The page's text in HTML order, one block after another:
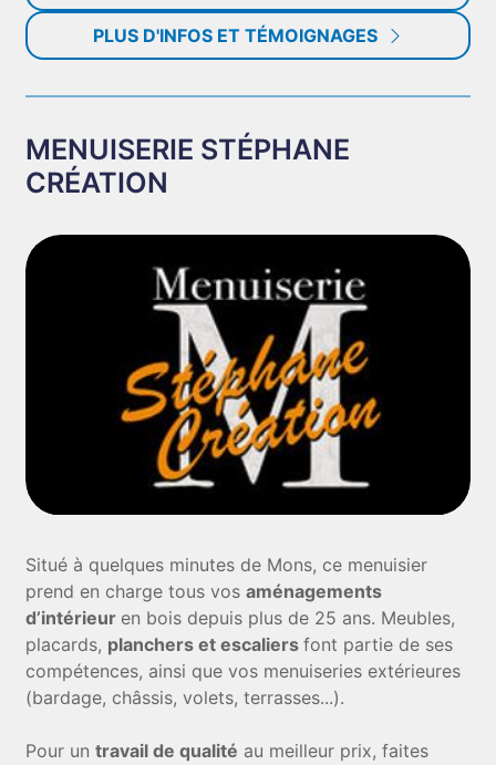
PLUS D'INFOS ET TÉMOIGNAGES
MENUISERIE STÉPHANE
CRÉATION
Situé à quelques minutes de Mons, ce menuisier
prend en charge tous vosaménagements
d’intérieur en bois depuis plus de 25 ans. Meubles,
placards, planchers et escaliersfont partie de ses
compétences, ainsi que vos menuiseries extérieures
(bardage, châssis, volets, terrasses...).
Pour untravail de qualité au meilleur prix, faites